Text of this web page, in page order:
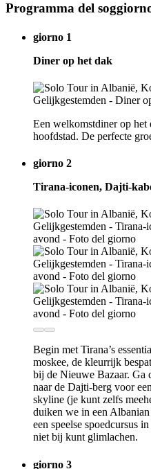
Programma del
giorno 1
Diner op het dak
Een welkomstdiner op het
hoofdstad. De perfecte
giorno 2
Tirana-iconen, Dajti-
Begin met Tirana’s
moskee, de kleurrijk
bij de Nieuwe Bazaar. Ga
naar de Dajti-berg voor
skyline (je kunt zelfs
duiken we in een
een speelse spoedcursus
niet bij kunt glimlachen.
giorno 3